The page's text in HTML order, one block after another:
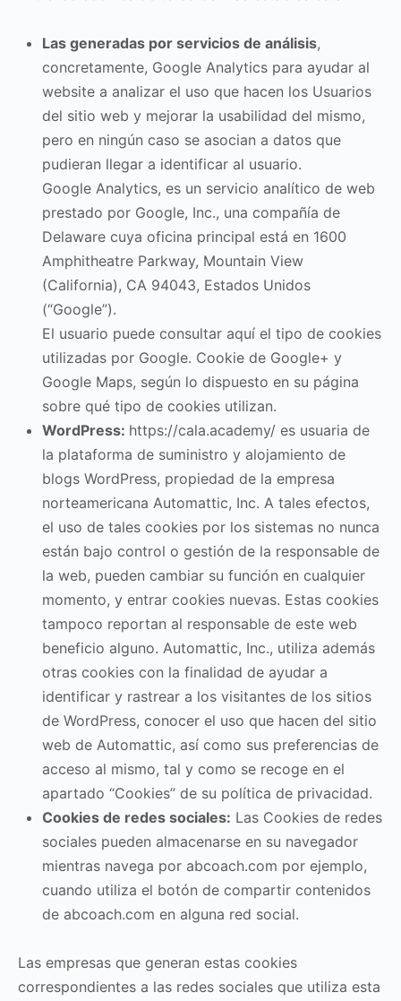
Las generadas por servicios de análisis,
concretamente, Google Analytics para ayudar al
website a analizar el uso que hacen los Usuarios
del sitio web y mejorar la usabilidad del mismo,
pero en ningún caso se asocian a datos que
pudieran llegar a identificar al usuario.
Google Analytics, es un servicio analítico de web
prestado por Google, Inc., una compañía de
Delaware cuya oficina principal está en 1600
Amphitheatre Parkway, Mountain View
(California), CA 94043, Estados Unidos
(“Google”).
El usuario puede consultar aquí el tipo de cookies
utilizadas por Google. Cookie de Google+ y
Google Maps, según lo dispuesto en su página
sobre qué tipo de cookies utilizan.
WordPress: https://cala.academy/ es usuaria de
la plataforma de suministro y alojamiento de
blogs WordPress, propiedad de la empresa
norteamericana Automattic, Inc. A tales efectos,
el uso de tales cookies por los sistemas no nunca
están bajo control o gestión de la responsable de
la web, pueden cambiar su función en cualquier
momento, y entrar cookies nuevas. Estas cookies
tampoco reportan al responsable de este web
beneficio alguno. Automattic, Inc., utiliza además
otras cookies con la finalidad de ayudar a
identificar y rastrear a los visitantes de los sitios
de WordPress, conocer el uso que hacen del sitio
web de Automattic, así como sus preferencias de
acceso al mismo, tal y como se recoge en el
apartado “Cookies” de su política de privacidad.
Cookies de redes sociales: Las Cookies de redes
sociales pueden almacenarse en su navegador
mientras navega por abcoach.com por ejemplo,
cuando utiliza el botón de compartir contenidos
de abcoach.com en alguna red social.
Las empresas que generan estas cookies
correspondientes a las redes sociales que utiliza esta